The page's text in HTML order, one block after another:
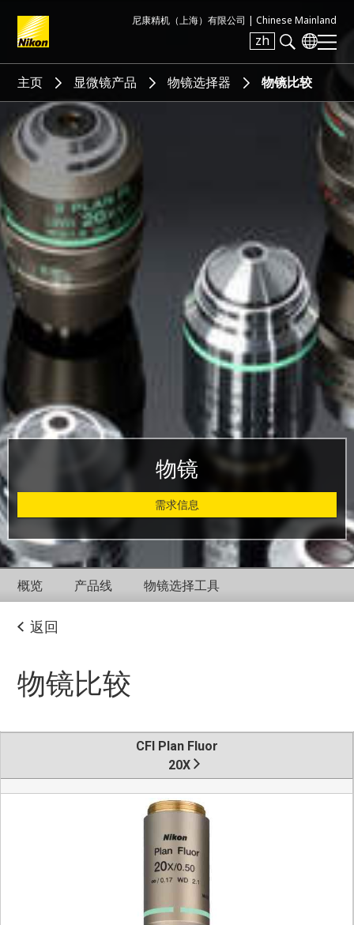
尼康精机（上海）有限公司 | Chinese Mainland
zh
Search keyword(s)
主页 显微镜产品 物镜选择器 物镜比较
物镜
需求信息
概览 产品线 物镜选择工具
返回
物镜比较
CFI Plan Fluor
20X